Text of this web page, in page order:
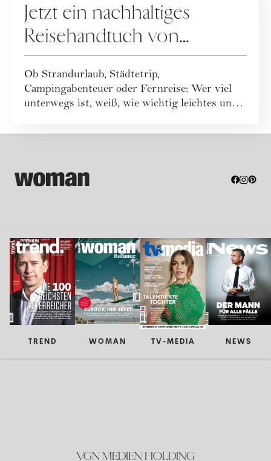
Jetzt ein nachhaltiges
Reisehandtuch von
Buvanha gewinnen
Ob Strandurlaub, Städtetrip,
Campingabenteuer oder Fernreise: Wer viel
unterwegs ist, weiß, wie wichtig leichtes und
TREND WOMAN TV-MEDIA NEWS
VGN MEDIEN HOLDING